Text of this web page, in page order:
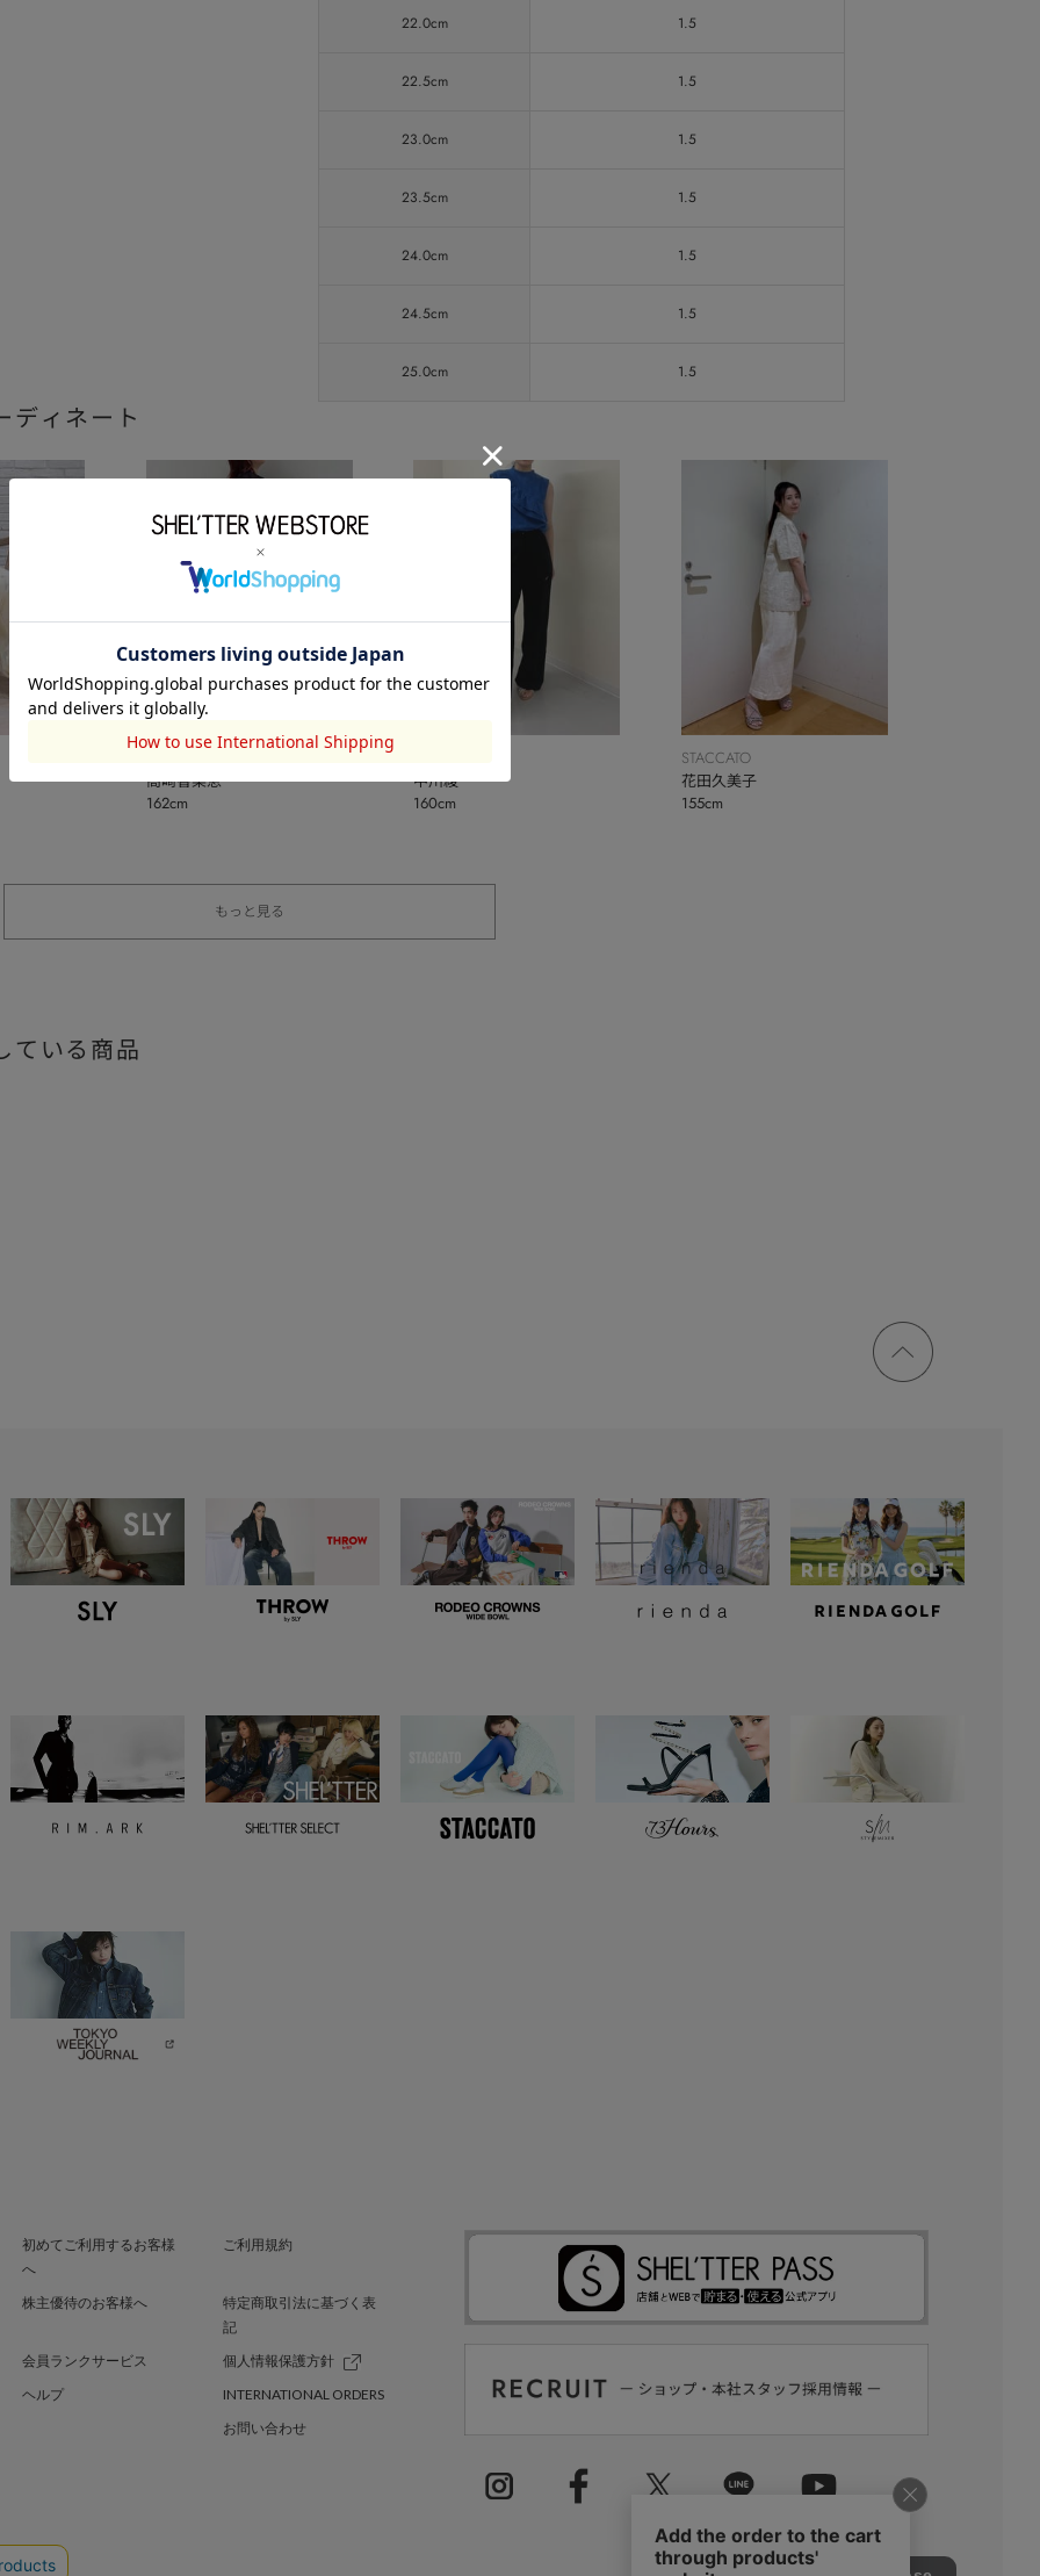
22.0cm 1.5
22.5cm 1.5
23.0cm 1.5
23.5cm 1.5
24.0cm 1.5
24.5cm 1.5
25.0cm 1.5
ディネート
高崎香菜恵
162cm
中川綾
160cm
STACCATO
花田久美子
155cm
もっと見る
ている商品
ページ
トップ
初めてご利用するお客様
へ
ご利用規約
株主優待のお客様へ
特定商取引法に基づく表
記
会員ランクサービス
個人情報保護方針
ヘルプ
INTERNATIONAL ORDERS
お問い合わせ